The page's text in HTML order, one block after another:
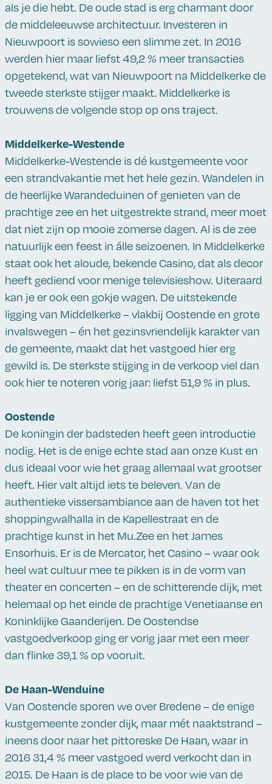
als je die hebt. De oude stad is erg charmant door
de middeleeuwse architectuur. Investeren in
Nieuwpoort is sowieso een slimme zet. In 2016
werden hier maar liefst 49,2 % meer transacties
opgetekend, wat van Nieuwpoort na Middelkerke de
tweede sterkste stijger maakt. Middelkerke is
trouwens de volgende stop op ons traject.
Middelkerke-Westende
Middelkerke-Westende is dé kustgemeente voor
een strandvakantie met het hele gezin. Wandelen in
de heerlijke Warandeduinen of genieten van de
prachtige zee en het uitgestrekte strand, meer moet
dat niet zijn op mooie zomerse dagen. Al is de zee
natuurlijk een feest in álle seizoenen. In Middelkerke
staat ook het aloude, bekende Casino, dat als decor
heeft gediend voor menige televisieshow. Uiteraard
kan je er ook een gokje wagen. De uitstekende
ligging van Middelkerke – vlakbij Oostende en grote
invalswegen – én het gezinsvriendelijk karakter van
de gemeente, maakt dat het vastgoed hier erg
gewild is. De sterkste stijging in de verkoop viel dan
ook hier te noteren vorig jaar: liefst 51,9 % in plus.
Oostende
De koningin der badsteden heeft geen introductie
nodig. Het is de enige echte stad aan onze Kust en
dus ideaal voor wie het graag allemaal wat grootser
heeft. Hier valt altijd iets te beleven. Van de
authentieke vissersambiance aan de haven tot het
shoppingwalhalla in de Kapellestraat en de
prachtige kunst in het Mu.Zee en het James
Ensorhuis. Er is de Mercator, het Casino – waar ook
heel wat cultuur mee te pikken is in de vorm van
theater en concerten – en de schitterende dijk, met
helemaal op het einde de prachtige Venetiaanse en
Koninklijke Gaanderijen. De Oostendse
vastgoedverkoop ging er vorig jaar met een meer
dan flinke 39,1 % op vooruit.
De Haan-Wenduine
Van Oostende sporen we over Bredene – de enige
kustgemeente zonder dijk, maar mét naaktstrand –
ineens door naar het pittoreske De Haan, waar in
2016 31,4 % meer vastgoed werd verkocht dan in
2015. De Haan is de place to be voor wie van de